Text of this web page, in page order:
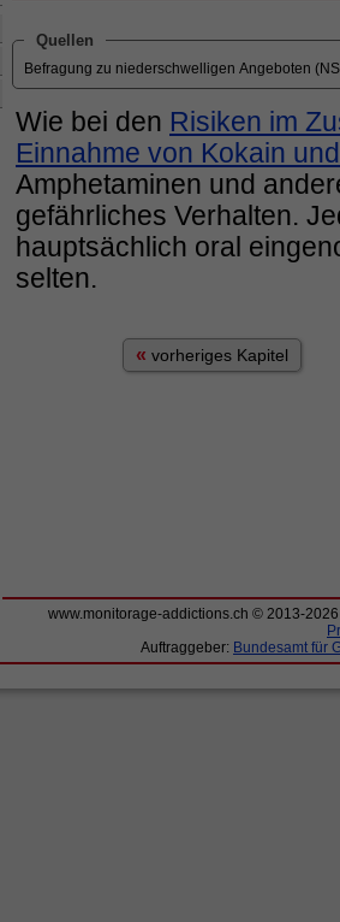
Quellen
Befragung zu niederschwelligen Angeboten
Wie bei den Risiken im
Einnahme von Kokain
Amphetaminen und
gefährliches Verhalten.
hauptsächlich oral
selten.
« vorheriges Kapitel
www.monitorage-addictions.ch © 2013-
Auftraggeber: Bundesamt für